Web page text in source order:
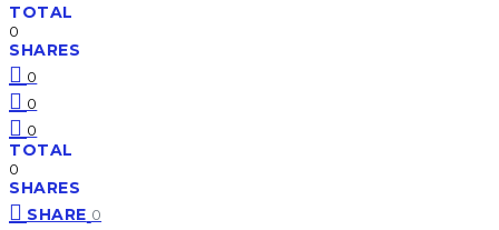
TOTAL
0
SHARES
0
0
0
TOTAL
0
SHARES
SHARE 0